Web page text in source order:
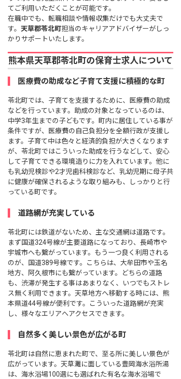
てご利用いただくことが可能です。
在職中でも、転職相談や情報収集だけでも大丈夫で
す。 天草郡苓北町担当のキャリアアドバイザーがしっ
かりサポートいたします。
熊本県天草郡苓北町の保育士求人について
医療費の助成など子育て支援に積極的な町
苓北町では、子育てを支援するために、医療費の助成
などを行っています。助成の対象となっているのは、
中学3年生までの子どもです。町内に居住している事が
条件ですが、医療費の自己負担分を全額行政が支援し
ます。子育て中は色々と経済的負担が大きくなります
が、苓北町ではこういった助成を行うなどして、安心
して子育てできる環境造りに力を入れています。他に
も乳幼児検診や2才児歯科検診など、乳幼児期に母子共
に健康が確保されるような取り組みも、しっかりと行
っている町です。
道路網が充実している
苓北町には鉄道がないため、主な交通網は道路です。
まず国道324号線が主要道路になっており、長崎市や
宇城市へも繋がっています。もう一つ良く利用される
のが、国道389号線です。こちらは、大牟田市や玉名
地方、阿久根市にも繋がっています。どちらの道路
も、渋滞が発生する事はあまりなく、いつでもストレ
ス無く利用できます。天草地方へ移動する時には、熊
本県道44号線が便利です。こういった道路網が充実
し、様々なエリアへアクセスできます。
自然多く美しい景色が広がる町
苓北町は自然に恵まれた町で、至る所に美しい景色が
広がっています。天草灘に面している豊岡海水浴所湯
は、海水浴場100選にも選ばれた有名な海水浴場で